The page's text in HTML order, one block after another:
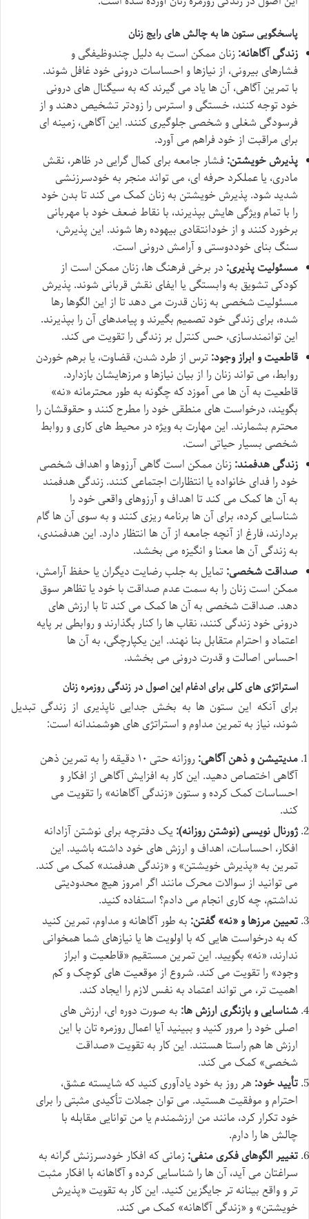
پاسخگویی ستون ها به چالش های رایج زنان
زندگی آگاهانه:زنان ممکن است به دلیل چندوظیفگی و
فشارهای بیرونی، از نیازها و احساسات درونی خود غافل شوند.
با تمرین آگاهی، آن ها یاد می گیرند که به سیگنال های درونی
خود توجه کنند، خستگی و استرس را زودتر تشخیص دهند و از
فرسودگی شغلی و شخصی جلوگیری کنند. این آگاهی، زمینه ای
برای مراقبت از خود فراهم می آورد.
پذیرش خویشتن: فشار جامعه برای کمال گرایی در ظاهر، نقش
مادری، یا عملکرد حرفه ای، می تواند منجر به خودسرزنشی
شدید شود. پذیرش خویشتن به زنان کمک می کند تا بدن خود
را با تمام ویژگی هایش بپذیرند، با نقاط ضعف خود با مهربانی
برخورد کنند و از خودانتقادی بیهوده رها شوند. این پذیرش،
سنگ بنای خوددوستی و آرامش درونی است.
مسئولیت پذیری: در برخی فرهنگ ها، زنان ممکن است از
کودکی تشویق به وابستگی یا ایفای نقش قربانی شوند. پذیرش
مسئولیت شخصی به زنان قدرت می دهد تا از این الگوها رها
شده، برای زندگی خود تصمیم بگیرند و پیامدهای آن را بپذیرند.
این توانمندسازی، حس کنترل بر زندگی را تقویت می کند.
قاطعیت و ابراز وجود:ترس از طرد شدن، قضاوت، یا برهم خوردن
روابط، می تواند زنان را از بیان نیازها و مرزهایشان بازدارد.
قاطعیت به آن ها می آموزد که چگونه به طور محترمانه «نه»
بگویند، درخواست های منطقی خود را مطرح کنند و حقوقشان را
محترم بشمارند. این مهارت به ویژه در محیط های کاری و روابط
شخصی بسیار حیاتی است.
زندگی هدفمند:زنان ممکن است گاهی آرزوها و اهداف شخصی
خود را فدای خانواده یا انتظارات اجتماعی کنند. زندگی هدفمند
به آن ها کمک می کند تا اهداف و آرزوهای واقعی خود را
شناسایی کرده، برای آن ها برنامه ریزی کنند و به سوی آن ها گام
بردارند، فارغ از آنچه جامعه از آن ها انتظار دارد. این هدفمندی،
به زندگی آن ها معنا و انگیزه می بخشد.
صداقت شخصی:تمایل به جلب رضایت دیگران یا حفظ آرامش،
ممکن است زنان را به سمت عدم صداقت با خود یا تظاهر سوق
دهد. صداقت شخصی به آن ها کمک می کند تا با ارزش های
درونی خود زندگی کنند، نقاب ها را کنار بگذارند و روابطی بر پایه
اعتماد و احترام متقابل بنا نهند. این یکپارچگی، به آن ها
احساس اصالت و قدرت درونی می بخشد.
استراتژی های کلی برای ادغام این اصول در زندگی روزمره زنان
برای آنکه این ستون ها به بخش جدایی ناپذیری از زندگی تبدیل
شوند، نیاز به تمرین مداوم و استراتژی های هوشمندانه است:
مدیتیشن و ذهن آگاهی:
روزانه حتی ۱۰ دقیقه را به تمرین ذهن
آگاهی اختصاص دهید. این کار به افزایش آگاهی از افکار و
احساسات کمک کرده و ستون «زندگی آگاهانه» را تقویت می
کند.
ژورنال نویسی (نوشتن روزانه): یک دفترچه برای نوشتن آزادانه
افکار، احساسات، اهداف و ارزش های خود داشته باشید. این
تمرین به «پذیرش خویشتن» و «زندگی هدفمند» کمک می کند.
می توانید از سوالات محرک مانند اگر امروز هیچ محدودیتی
نداشتم، چه کاری انجام می دادم؟ استفاده کنید.
تعیین مرزها و «نه» گفتن: به طور آگاهانه و مداوم، تمرین کنید
که به درخواست هایی که با اولویت ها یا نیازهای شما همخوانی
ندارند، «نه» بگویید. این تمرین مستقیم «قاطعیت و ابراز
وجود» را تقویت می کند. شروع از موقعیت های کوچک و کم
اهمیت تر، می تواند اعتماد به نفس لازم را ایجاد کند.
شناسایی و بازنگری ارزش ها: به صورت دوره ای، ارزش های
اصلی خود را مرور کنید و ببینید آیا اعمال روزمره تان با این
ارزش ها هم راستا هستند. این کار به تقویت «صداقت
شخصی» کمک می کند.
تأیید خود: هر روز به خود یادآوری کنید که شایسته عشق،
احترام و موفقیت هستید. می توان جملات تأکیدی مثبتی را برای
خود تکرار کرد، مانند من ارزشمندم یا من توانایی مقابله با
چالش ها را دارم.
تغییر الگوهای فکری منفی:زمانی که افکار خودسرزنش گرانه به
سراغتان می آید، آن ها را شناسایی کرده و آگاهانه با افکار مثبت
تر و واقع بینانه تر جایگزین کنید. این کار به تقویت «پذیرش
خویشتن» و «زندگی آگاهانه» کمک می کند.